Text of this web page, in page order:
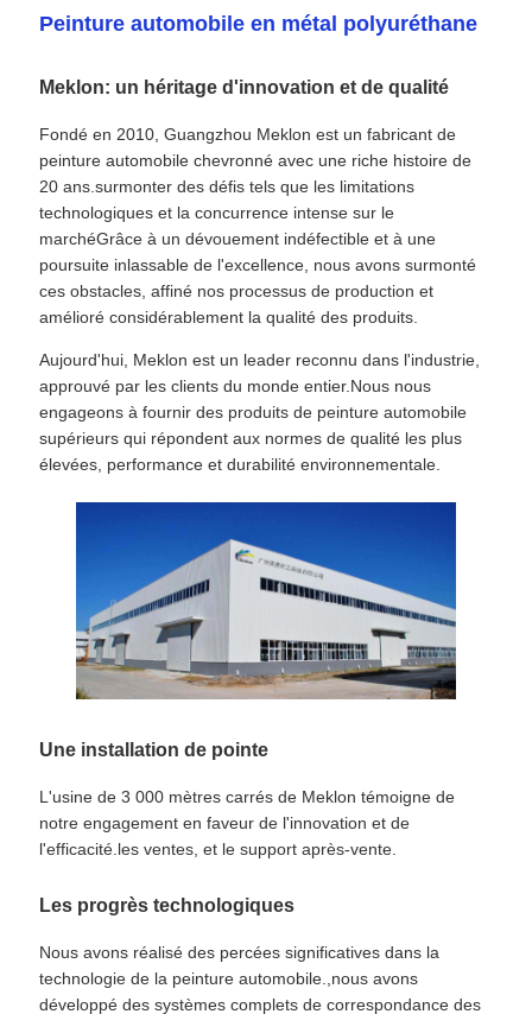
CONFIDENTIALITÉ
Peinture automobile en métal polyuréthane
Meklon: un héritage d'innovation et de qualité
Fondé en 2010, Guangzhou Meklon est un fabricant de
peinture automobile chevronné avec une riche histoire de
20 ans.surmonter des défis tels que les limitations
technologiques et la concurrence intense sur le
marchéGrâce à un dévouement indéfectible et à une
poursuite inlassable de l'excellence, nous avons surmonté
ces obstacles, affiné nos processus de production et
amélioré considérablement la qualité des produits.
Aujourd'hui, Meklon est un leader reconnu dans l'industrie,
approuvé par les clients du monde entier.Nous nous
engageons à fournir des produits de peinture automobile
supérieurs qui répondent aux normes de qualité les plus
élevées, performance et durabilité environnementale.
Une installation de pointe
L'usine de 3 000 mètres carrés de Meklon témoigne de
notre engagement en faveur de l'innovation et de
l'efficacité.les ventes, et le support après-vente.
Les progrès technologiques
Nous avons réalisé des percées significatives dans la
technologie de la peinture automobile.,nous avons
développé des systèmes complets de correspondance des